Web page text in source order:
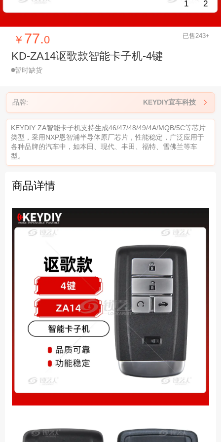
1 2
￥ 77.0 已售243+
KD-ZA14讴歌款智能卡子机-4键
暂时缺货
品牌: KEYDIY宜车科技 
KEYDIY ZA智能卡子机支持生成46/47/48/49/4A/MQB/5C等芯片
类型，采用NXP恩智浦半导体原厂芯片，性能稳定，广泛应用于
各种品牌的汽车中，如本田、现代、丰田、福特、雪佛兰等车
型。
商品详情